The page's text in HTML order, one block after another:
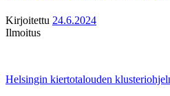
Kirjoitettu 24.6.2024
Ilmoitus
Helsingin kiertotalouden